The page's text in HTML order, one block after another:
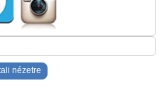
nézetre